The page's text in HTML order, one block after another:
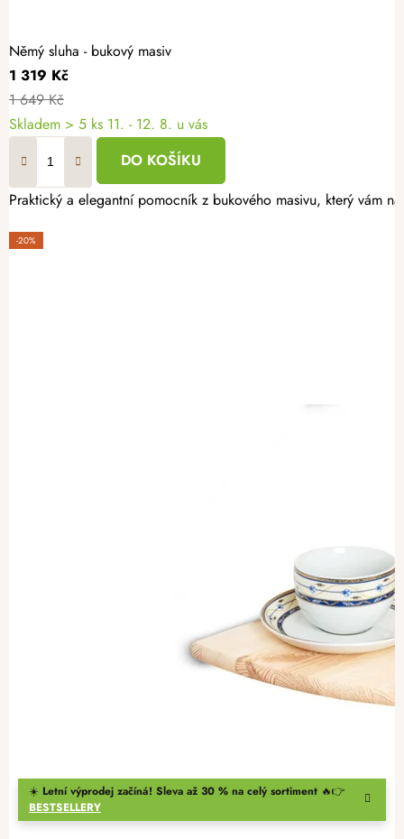
☀️ Letní výprodej začíná! Sleva až 30 % na celý sortiment 🔥👉
BESTSELLERY
Němý sluha - bukový masiv
1 319 Kč
1 649 Kč
Skladem > 5 ks 11. - 12. 8. u vás
DO KOŠÍKU
Praktický a elegantní pomocník z bukového masivu, který vám
-20%